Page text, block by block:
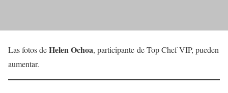
Las fotos deHelen Ochoa, participante de Top Chef VIP, pueden
aumentar.